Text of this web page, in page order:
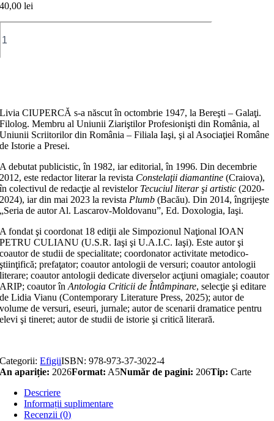
40,00lei
Livia CIUPERCĂ s-a născut în octombrie 1947, la Bereşti – Galaţi.
Filolog. Membru al Uniunii Ziariştilor Profesionişti din România, al
Uniunii Scriitorilor din România – Filiala Iaşi, şi al Asociaţiei Române
de Istorie a Presei.
A debutat publicistic, în 1982, iar editorial, în 1996. Din decembrie
2012, este redactor literar la revista Constelaţii diamantine (Craiova),
în colectivul de redacţie al revistelorTecuciul literar şi artistic (2020-
2024), iar din mai 2023 la revista Plumb (Bacău). Din 2014, îngrijeşte
„Seria de autor Al. Lascarov-Moldovanu”, Ed. Doxologia, Iaşi.
A fondat şi coordonat 18 ediţii ale Simpozionul Naţional IOAN
PETRU CULIANU (U.S.R. Iaşi şi U.A.I.C. Iaşi). Este autor şi
coautor de studii de specialitate; coordonator activitate metodico-
ştiinţifică; prefaţator; coautor antologii de versuri; coautor antologii
literare; coautor antologii dedicate diverselor acţiuni omagiale; coautor
ARIP; coautor înAntologia Criticii de Întâmpinare, selecţie şi editare
de Lidia Vianu (Contemporary Literature Press, 2025); autor de
volume de versuri, eseuri, jurnale; autor de scenarii dramatice pentru
elevi şi tineret; autor de studii de istorie şi critică literară.
Categorii:EfigiiISBN:978-973-37-3022-4
An apariție: 2026Format: A5Număr de pagini: 206Tip: Carte
Descriere
Informații suplimentare
Recenzii (0)